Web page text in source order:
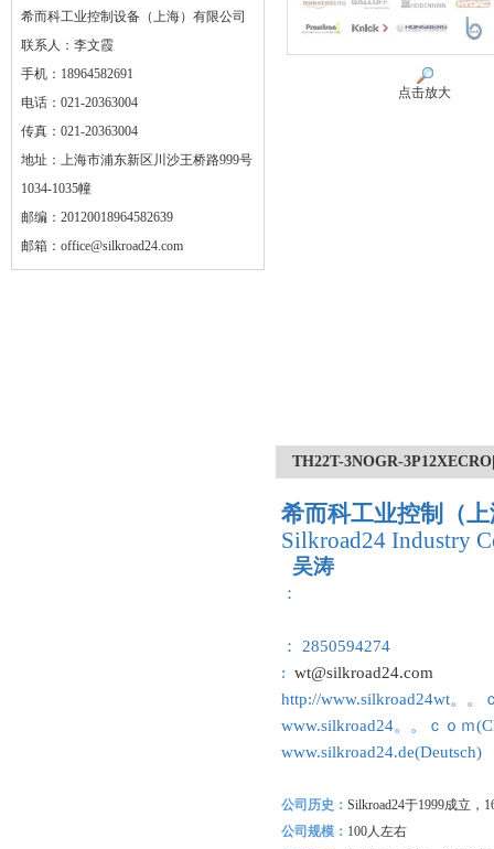
希而科工业控制设备（上海）有限公司
联系人：李文霞
手机：18964582691
电话：021-20363004
传真：021-20363004
地址：上海市浦东新区川沙王桥路999号
1034-1035幢
邮编：20120018964582639
邮箱： office@silkroad24.com
点击放大
TH22T-3NOGR-
希而科工业控制（
Silkroad24 Industry
吴涛
：
： 2850594274
: wt@silkroad24.com
http://www.silkroad24wt。。
www.silkroad24。。ｃｏｍ
www.silkroad24.de(Deutsch)
公司历史： Silkroad24于1999成立，
公司规模： 100人左右